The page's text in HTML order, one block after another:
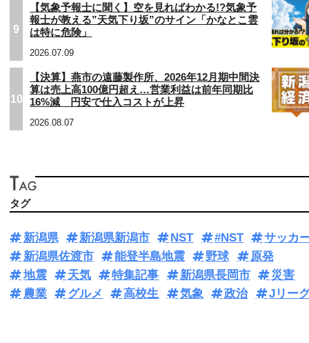
9
【気象予報士に聞く】空を見ればわかる!?気象予
報士が教える”天気下り坂”のサイン「かなとこ雲
は特に危険」
2026.07.09
10
【決算】燕市の遠藤製作所、2026年12月期中間決
算は売上高100億円超え…営業利益は前年同期比
16%減 円安で仕入コストが上昇
2026.08.07
タグ
新潟県 新潟県新潟市 NST #NST
サッカ
新潟県佐渡市
能登半島地震 野球
原発
地震
天気 特集記事 新潟県長岡市
災害
農業
グルメ 高校生 気象 政治 Jリー